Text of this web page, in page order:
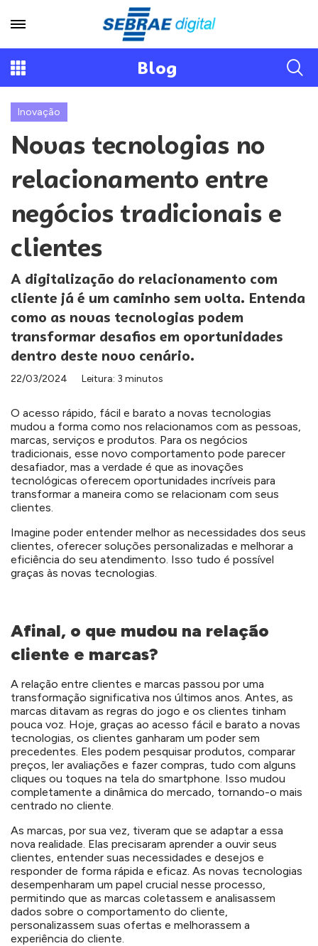
Blog
Inovação
Novas tecnologias no
relacionamento entre
negócios tradicionais e
clientes
A digitalização do relacionamento com
cliente já é um caminho sem volta. Entenda
como as novas tecnologias podem
transformar desafios em oportunidades
dentro deste novo cenário.
22/03/2024 Leitura: 3 minutos
O acesso rápido, fácil e barato a novas tecnologias
mudou a forma como nos relacionamos com as pessoas,
marcas, serviços e produtos. Para os negócios
tradicionais, esse novo comportamento pode parecer
desafiador, mas a verdade é que as inovações
tecnológicas oferecem oportunidades incríveis para
transformar a maneira como se relacionam com seus
clientes.
Imagine poder entender melhor as necessidades dos seus
clientes, oferecer soluções personalizadas e melhorar a
eficiência do seu atendimento. Isso tudo é possível
graças às novas tecnologias.
Afinal, o que mudou na relação
cliente e marcas?
A relação entre clientes e marcas passou por uma
transformação significativa nos últimos anos. Antes, as
marcas ditavam as regras do jogo e os clientes tinham
pouca voz. Hoje, graças ao acesso fácil e barato a novas
tecnologias, os clientes ganharam um poder sem
precedentes. Eles podem pesquisar produtos, comparar
preços, ler avaliações e fazer compras, tudo com alguns
cliques ou toques na tela do smartphone. Isso mudou
completamente a dinâmica do mercado, tornando-o mais
centrado no cliente.
As marcas, por sua vez, tiveram que se adaptar a essa
nova realidade. Elas precisaram aprender a ouvir seus
clientes, entender suas necessidades e desejos e
responder de forma rápida e eficaz. As novas tecnologias
desempenharam um papel crucial nesse processo,
permitindo que as marcas coletassem e analisassem
dados sobre o comportamento do cliente,
personalizassem suas ofertas e melhorassem a
experiência do cliente.